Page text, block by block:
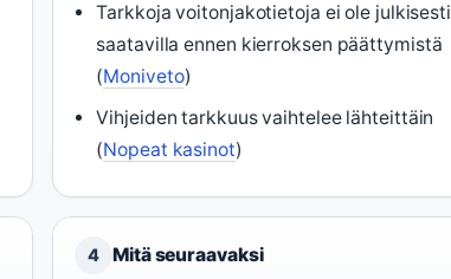
Tarkkoja voitonjakotietoja ei ole julkisesti
saatavilla ennen kierroksen päättymistä
(Moniveto)
Vihjeiden tarkkuus vaihtelee lähteittäin
(Nopeat kasinot)
4 Mitä seuraavaksi